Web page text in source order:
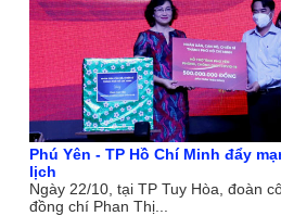
Phú Yên - TP Hồ Chí Minh đẩy
lịch
Ngày 22/10, tại TP Tuy Hòa, đoàn
đồng chí Phan Thị...